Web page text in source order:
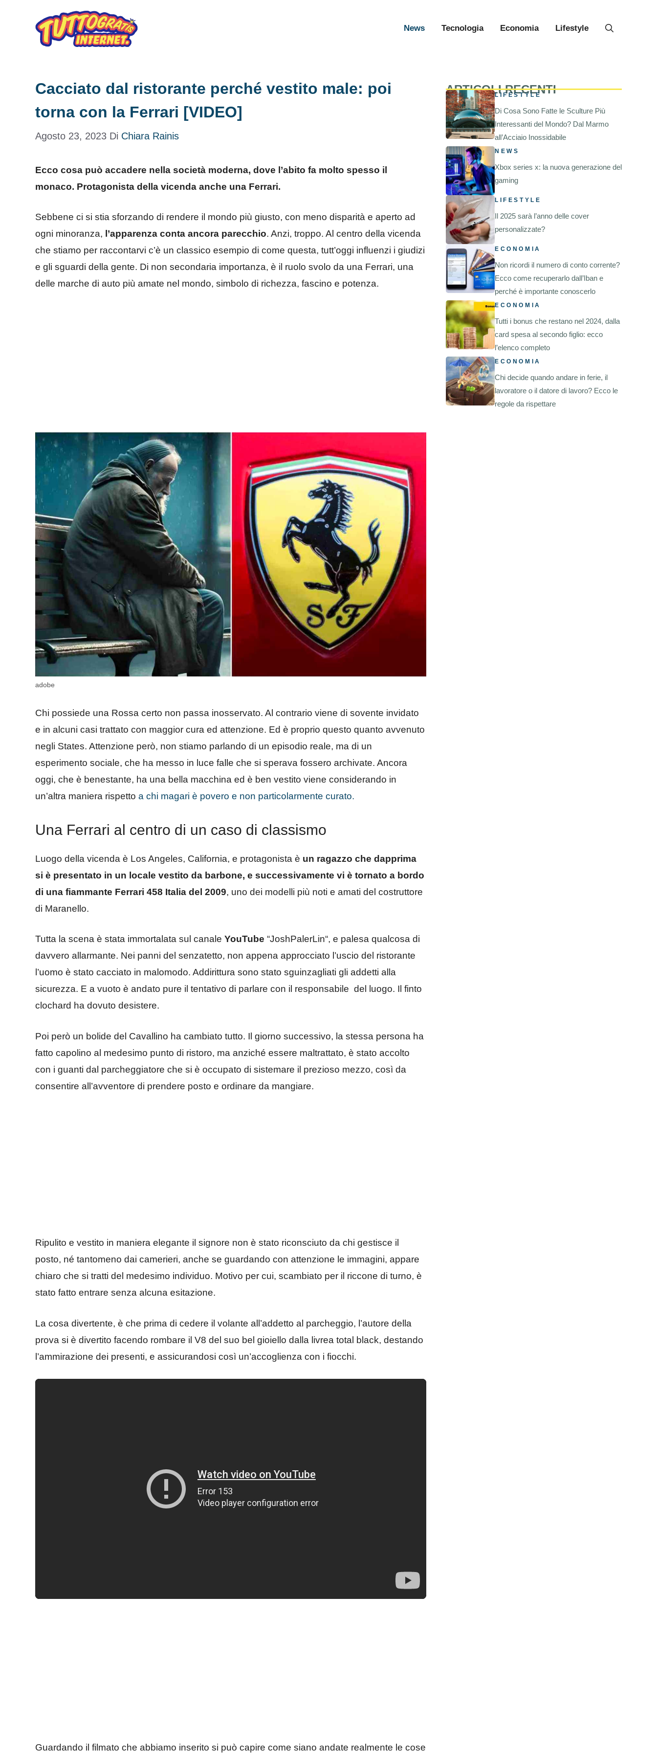
contenuto
News Tecnologia Economia Lifestyle
Cacciato dal ristorante perché vestito male: poi
torna con la Ferrari [VIDEO]
Agosto 23, 2023 Di Chiara Rainis
Ecco cosa può accadere nella società moderna, dove l’abito fa molto spesso il
monaco. Protagonista della vicenda anche una Ferrari.
Sebbene ci si stia sforzando di rendere il mondo più giusto, con meno disparità e aperto ad
ogni minoranza, l’apparenza conta ancora parecchio. Anzi, troppo. Al centro della vicenda
che stiamo per raccontarvi c’è un classico esempio di come questa, tutt’oggi influenzi i giudizi
e gli sguardi della gente. Di non secondaria importanza, è il ruolo svolo da una Ferrari, una
delle marche di auto più amate nel mondo, simbolo di richezza, fascino e potenza.
adobe
Chi possiede una Rossa certo non passa inosservato. Al contrario viene di sovente invidato
e in alcuni casi trattato con maggior cura ed attenzione. Ed è proprio questo quanto avvenuto
negli States. Attenzione però, non stiamo parlando di un episodio reale, ma di un
esperimento sociale, che ha messo in luce falle che si sperava fossero archivate. Ancora
oggi, che è benestante, ha una bella macchina ed è ben vestito viene considerando in
un’altra maniera rispetto a chi magari è povero e non particolarmente curato.
Una Ferrari al centro di un caso di classismo
Luogo della vicenda è Los Angeles, California, e protagonista è un ragazzo che dapprima
si è presentato in un locale vestito da barbone, e successivamente vi è tornato a bordo
di una fiammante Ferrari 458 Italia del 2009, uno dei modelli più noti e amati del costruttore
di Maranello.
Tutta la scena è stata immortalata sul canale YouTube “JoshPalerLin“, e palesa qualcosa di
davvero allarmante. Nei panni del senzatetto, non appena approcciato l’uscio del ristorante
l’uomo è stato cacciato in malomodo. Addirittura sono stato sguinzagliati gli addetti alla
sicurezza. E a vuoto è andato pure il tentativo di parlare con il responsabile del luogo. Il finto
clochard ha dovuto desistere.
Poi però un bolide del Cavallino ha cambiato tutto. Il giorno successivo, la stessa persona ha
fatto capolino al medesimo punto di ristoro, ma anziché essere maltrattato, è stato accolto
con i guanti dal parcheggiatore che si è occupato di sistemare il prezioso mezzo, così da
consentire all’avventore di prendere posto e ordinare da mangiare.
Ripulito e vestito in maniera elegante il signore non è stato riconsciuto da chi gestisce il
posto, né tantomeno dai camerieri, anche se guardando con attenzione le immagini, appare
chiaro che si tratti del medesimo individuo. Motivo per cui, scambiato per il riccone di turno, è
stato fatto entrare senza alcuna esitazione.
La cosa divertente, è che prima di cedere il volante all’addetto al parcheggio, l’autore della
prova si è divertito facendo rombare il V8 del suo bel gioiello dalla livrea total black, destando
l’ammirazione dei presenti, e assicurandosi così un’accoglienza con i fiocchi.
Guardando il filmato che abbiamo inserito si può capire come siano andate realmente le cose
ARTICOLI RECENTI
LIFESTYLE
Di Cosa Sono Fatte le Sculture Più
Interessanti del Mondo? Dal Marmo
all’Acciaio Inossidabile
NEWS
Xbox series x: la nuova generazione del
gaming
LIFESTYLE
Il 2025 sarà l’anno delle cover
personalizzate?
ECONOMIA
Non ricordi il numero di conto corrente?
Ecco come recuperarlo dall’Iban e
perché è importante conoscerlo
ECONOMIA
Tutti i bonus che restano nel 2024, dalla
card spesa al secondo figlio: ecco
l’elenco completo
ECONOMIA
Chi decide quando andare in ferie, il
lavoratore o il datore di lavoro? Ecco le
regole da rispettare